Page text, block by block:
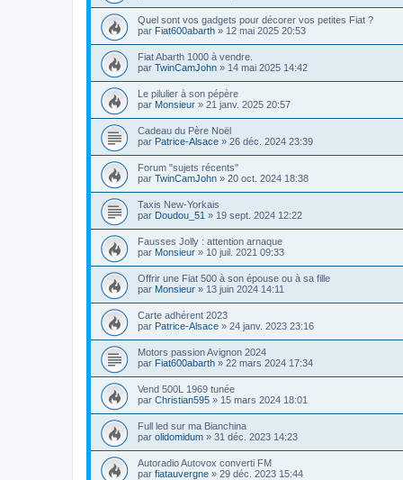
Quel sont vos gadgets pour décorer vos petites Fiat ?
par Fiat600abarth » 12 mai 2025 20:53
Fiat Abarth 1000 à vendre.
par TwinCamJohn » 14 mai 2025 14:42
Le pilulier à son pépère
par Monsieur » 21 janv. 2025 20:57
Cadeau du Père Noël
par Patrice-Alsace » 26 déc. 2024 23:39
Forum "sujets récents"
par TwinCamJohn » 20 oct. 2024 18:38
Taxis New-Yorkais
par Doudou_51 » 19 sept. 2024 12:22
Fausses Jolly : attention arnaque
par Monsieur » 10 juil. 2021 09:33
Offrir une Fiat 500 à son épouse ou à sa fille
par Monsieur » 13 juin 2024 14:11
Carte adhérent 2023
par Patrice-Alsace » 24 janv. 2023 23:16
Motors passion Avignon 2024
par Fiat600abarth » 22 mars 2024 17:34
Vend 500L 1969 tunée
par Christian595 » 15 mars 2024 18:01
Full led sur ma Bianchina
par olidomidum » 31 déc. 2023 14:23
Autoradio Autovox converti FM
par fiatauvergne » 29 déc. 2023 15:44